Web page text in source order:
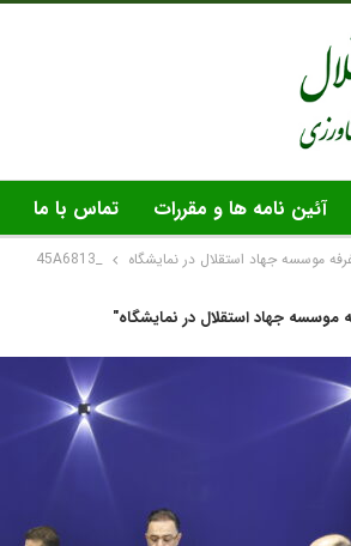
آئین نامه ها و مقررات تماس با ما
موسسه جهاد استقلال در نمایشگاه _45A6813
موسسه جهاد استقلال در نمایشگاه"